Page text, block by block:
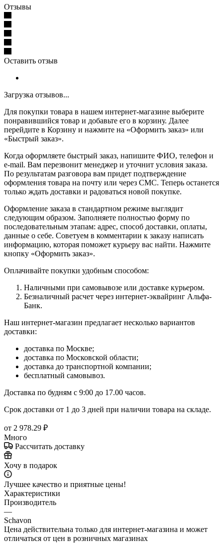
Отзывы
Оставить отзыв
Загрузка отзывов...
Для покупки товара в нашем интернет-магазине выберите
понравившийся товар и добавьте его в корзину. Далее
перейдите в Корзину и нажмите на «Оформить заказ» или
«Быстрый заказ».
Когда оформляете быстрый заказ, напишите ФИО, телефон и
e-mail. Вам перезвонит менеджер и уточнит условия заказа.
По результатам разговора вам придет подтверждение
оформления товара на почту или через СМС. Теперь останется
только ждать доставки и радоваться новой покупке.
Оформление заказа в стандартном режиме выглядит
следующим образом. Заполняете полностью форму по
последовательным этапам: адрес, способ доставки, оплаты,
данные о себе. Советуем в комментарии к заказу написать
информацию, которая поможет курьеру вас найти. Нажмите
кнопку «Оформить заказ».
Оплачивайте покупки удобным способом:
Наличными при самовывозе или доставке курьером.
Безналичный расчет через интернет-эквайринг Альфа-
Банк.
Наш интернет-магазин предлагает несколько вариантов
доставки:
доставка по Москве;
доставка по Московской области;
доставка до транспортной компании;
бесплатный самовывоз.
Доставка по будням с 9:00 до 17.00 часов.
Срок доставки от 1 до 3 дней при наличии товара на складе.
от 2 978.29 ₽
Много
Рассчитать доставку
Хочу в подарок
Лучшее качество и приятные цены!
Характеристики
Производитель
—
Schavon
Цена действительна только для интернет-магазина и может
отличаться от цен в розничных магазинах